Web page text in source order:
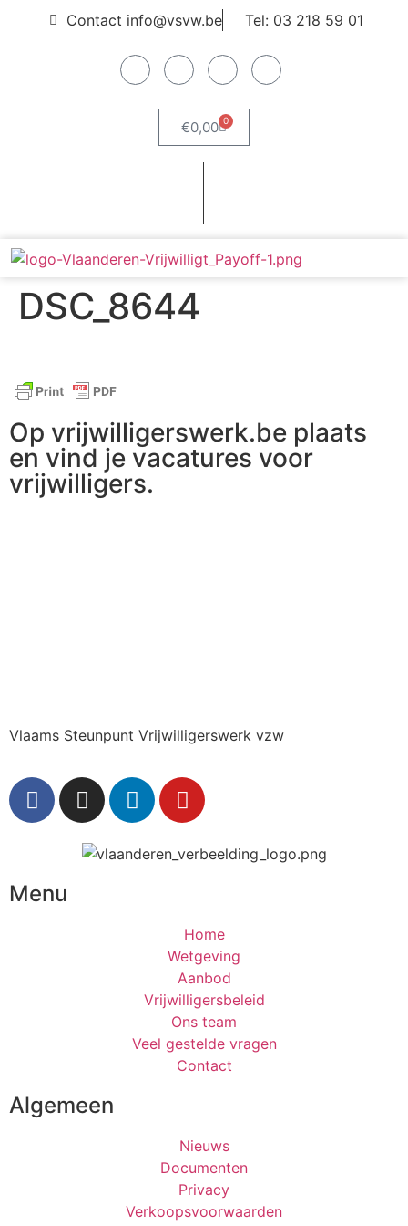
Contact info@vsvw.be Tel: 03 218 59 01
€0,00 0
DSC_8644
Op vrijwilligerswerk.be plaats
en vind je vacatures voor
vrijwilligers.
Vlaams Steunpunt Vrijwilligerswerk vzw
Menu
Home
Wetgeving
Aanbod
Vrijwilligersbeleid
Ons team
Veel gestelde vragen
Contact
Algemeen
Nieuws
Documenten
Privacy
Verkoopsvoorwaarden